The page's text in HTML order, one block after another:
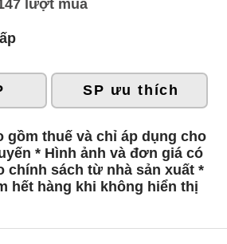
lượt mua
SP ưu thích
gồm thuế và chỉ áp dụng cho
* Hình ảnh và đơn giá có
chính sách từ nhà sản xuất *
hết hàng khi không hiển thị